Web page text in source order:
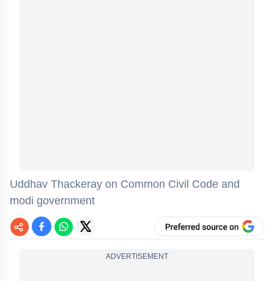
Uddhav Thackeray on Common Civil Code and
modi government
ADVERTISEMENT